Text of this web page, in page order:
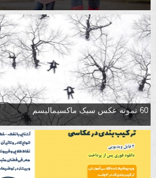
60 نمونه عکس سبک ماکسیمالیسم